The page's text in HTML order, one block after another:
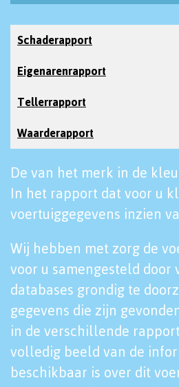
Schaderapport
Eigenarenrapport
Tellerrapport
Waarderapport
De van het merk in de
In het rapport dat voor u
voertuiggegevens inzien
Wij hebben met zorg de
voor u samengesteld door
databases grondig te
gegevens die zijn
in de verschillende
volledig beeld van de
beschikbaar is over dit